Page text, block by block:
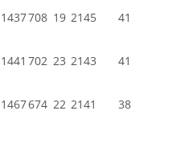
1437708 19 2145 41
1441 702 23 2143 41
1467674 22 2141 38